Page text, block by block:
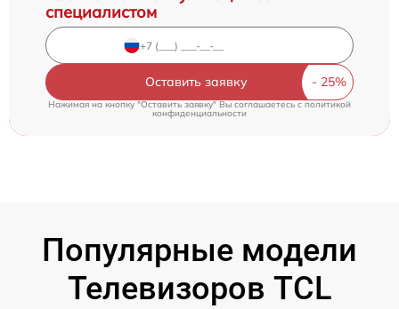
специалистом
Оставить заявку
Нажимая на кнопку "Оставить заявку" Вы соглашаетесь c политикой
конфиденциальности
Популярные модели
Телевизоров TCL